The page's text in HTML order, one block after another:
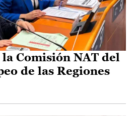
Comisión NAT del
de las Regiones